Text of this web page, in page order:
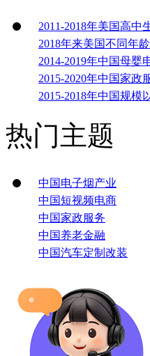
2011-2018年美国高中
2018年来美国不同年
2014-2019年中国母婴
2015-2020年中国家政
2015-2018年中国规模
热门主题
中国电子烟产业
中国短视频电商
中国家政服务
中国养老金融
中国汽车定制改装